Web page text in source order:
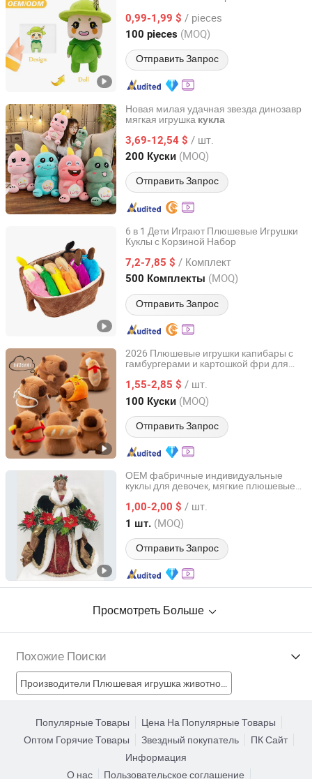
мультяшных животных, праздничные
подарки, подарки на годовщину,
индивидуальные плюшевые куклы
аниме
0,99-1,99 $ / pieces
100 pieces (MOQ)
Отправить Запрос
Guangdong, China с 2025
Новая милая удачная звезда динозавр
мягкая игрушка кукла
3,69-12,54 $ / шт.
200 Куски (MOQ)
Отправить Запрос
Hangzhou Yaoyang Technology Co., Ltd.
Zhejiang, China с 2018
6 в 1 Дети Играют Плюшевые Игрушки
Куклы с Корзиной Набор
7,2-7,85 $ / Комплект
500 Комплекты (MOQ)
Отправить Запрос
Yiwu Lenora Trading Co., Ltd.
Zhejiang, China с 2024
2026 Плюшевые игрушки капибары с
гамбургерами и картошкой фри для
1,55-2,85 $ / шт.
100 Куски (MOQ)
Отправить Запрос
JinJiang Nilong Group Co., Limited
Fujian, China с 2024
ОЕМ фабричные индивидуальные
куклы для девочек, мягкие плюшевые
рождественский подарок
1,00-2,00 $ / шт.
1 шт. (MOQ)
Отправить Запрос
Cheng Yi Creation Company Ltd
Guangdong, China с 2022
Просмотреть Больше
Похожие Поиски
Производители Подарочная кукла
Популярные Товары
Цена На Популярные Товары
Оптом Горячие Товары
Звездный покупатель
ПК Сайт
Информация
О нас
Пользовательское соглашение